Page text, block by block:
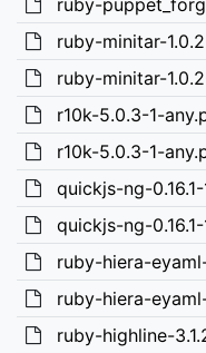
ruby-
ruby-minitar-
ruby-minitar-
r10k-5.0.3-1-
r10k-5.0.3-1-
quickjs-ng-
quickjs-ng-
ruby-hiera-
ruby-hiera-
ruby-highline-